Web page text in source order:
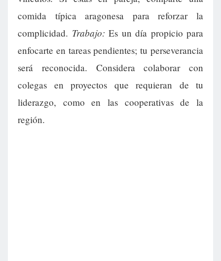
comida típica aragonesa para reforzar la
complicidad. Trabajo: Es un día propicio para
enfocarte en tareas pendientes; tu perseverancia
será reconocida. Considera colaborar con
colegas en proyectos que requieran de tu
liderazgo, como en las cooperativas de la
región.